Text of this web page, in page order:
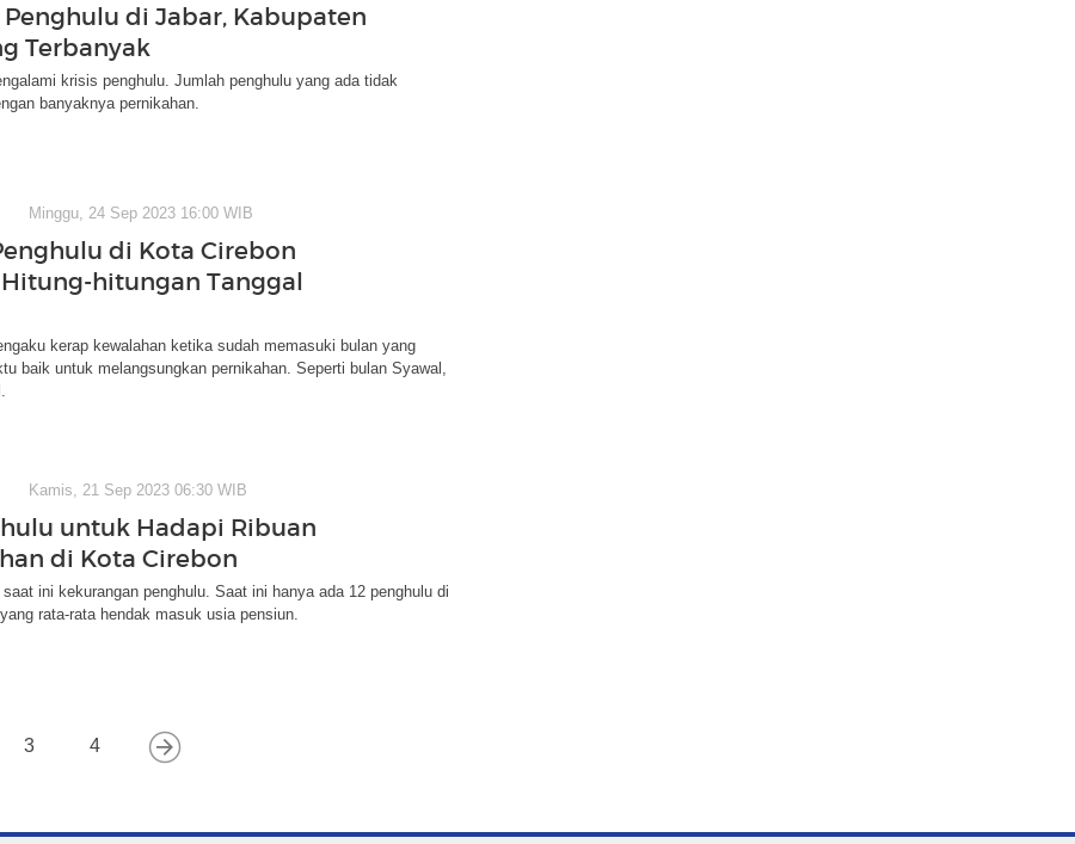
di Jabar, Kabupaten
Terbanyak
krisis penghulu. Jumlah penghulu yang ada tidak
banyaknya pernikahan.
Minggu, 24 Sep 2023 16:00 WIB
di Kota Cirebon
hitungan Tanggal
kerap kewalahan ketika sudah memasuki bulan yang
baik untuk melangsungkan pernikahan. Seperti bulan Syawal,
Kamis, 21 Sep 2023 06:30 WIB
untuk Hadapi Ribuan
di Kota Cirebon
saat ini kekurangan penghulu. Saat ini hanya ada 12 penghulu di
rata-rata hendak masuk usia pensiun.
3 4